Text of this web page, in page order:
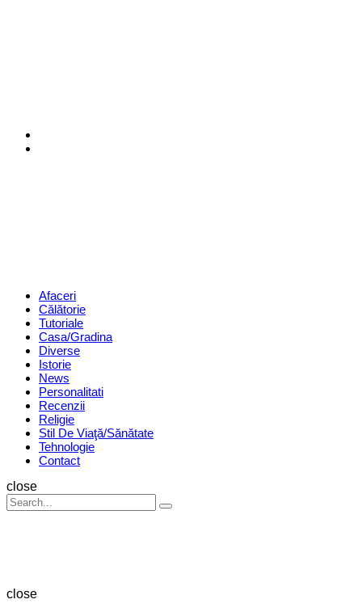
Menu Afaceri
Călătorie
Tutoriale
Casa/Gradina
Diverse
Istorie
News
Personalitati
Recenzii
Religie
Stil De Viaţă/Sănătate
Tehnologie
Contact
Search
close
Search
for:
Search
close